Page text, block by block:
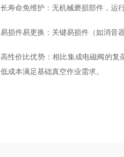
长寿命免维护：无机械磨损部件，运
易损件易更换：关键易损件（如消音
高性价比优势：相比集成电磁阀的复
低成本满足基础真空作业需求。